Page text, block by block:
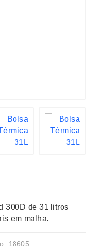
300D de 31 litros
em malha.
18605